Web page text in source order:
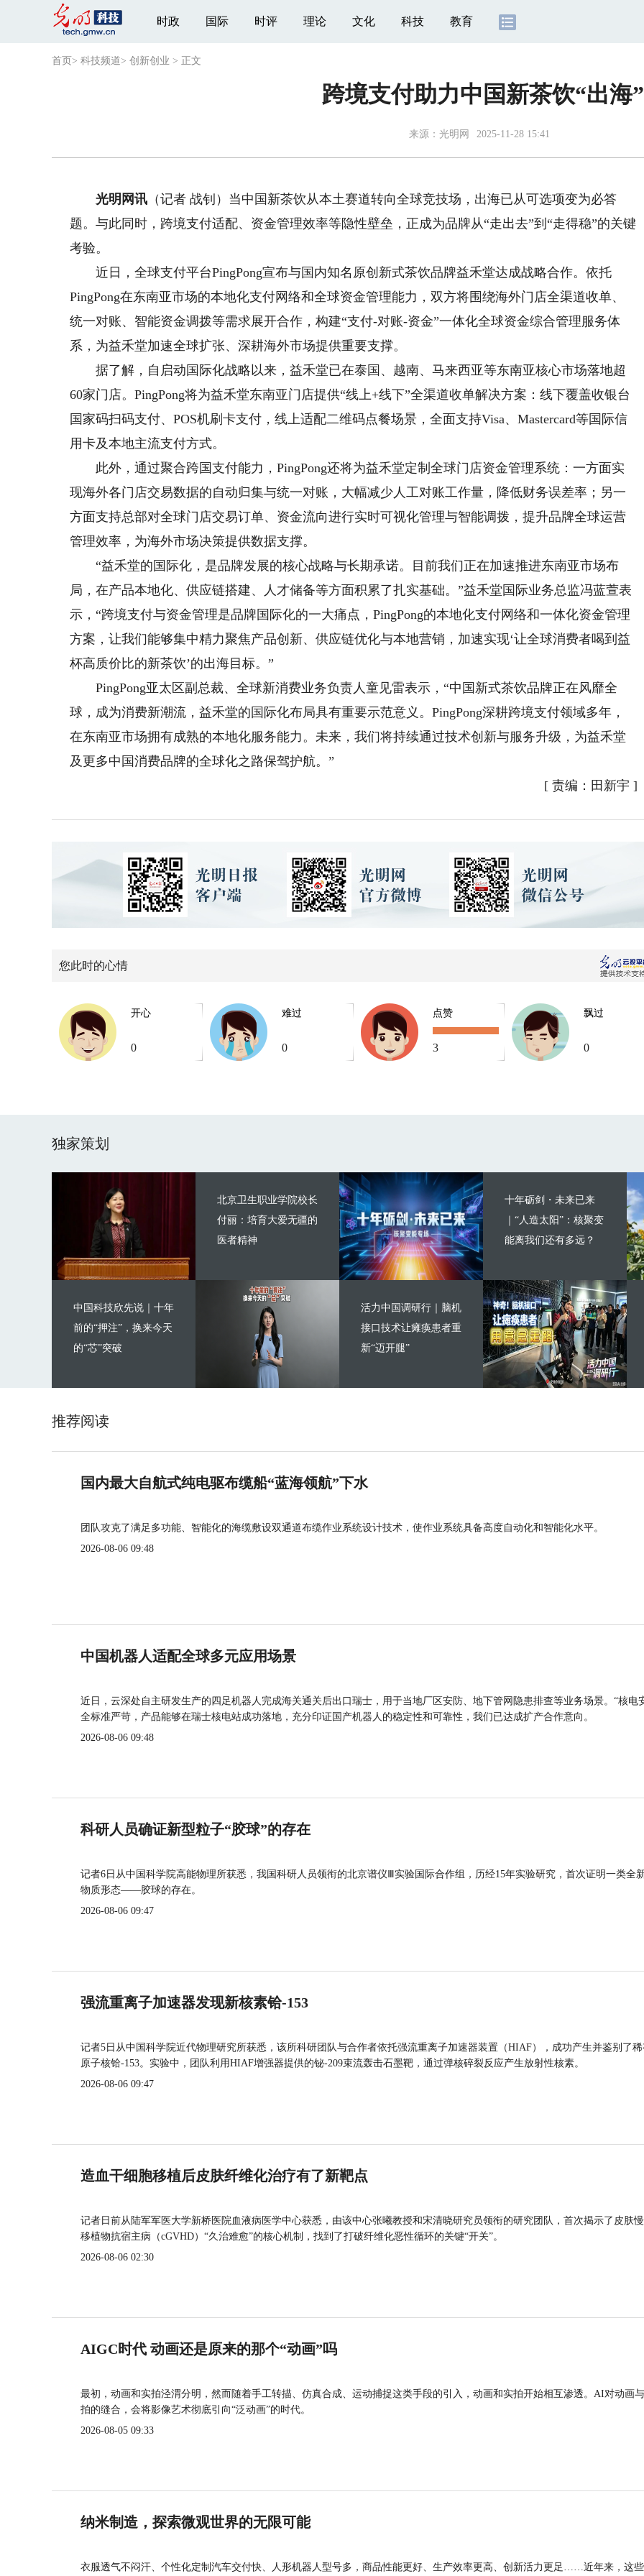
时政 国际 时评 理论 文化 科技 教育
首页 > 科技频道> 创新创业 > 正文
跨境支付助力中国新茶饮“出海”
来源：光明网 2025-11-28 15:41
光明网讯 （记者 战钊）当中国新茶饮从本土赛道转向全球竞技场，出海已从可选项变为必答
题。与此同时，跨境支付适配、资金管理效率等隐性壁垒，正成为品牌从“走出去”到“走得稳”的关键
考验。
近日，全球支付平台PingPong宣布与国内知名原创新式茶饮品牌益禾堂达成战略合作。依托
PingPong在东南亚市场的本地化支付网络和全球资金管理能力，双方将围绕海外门店全渠道收单、
统一对账、智能资金调拨等需求展开合作，构建“支付-对账-资金”一体化全球资金综合管理服务体
系，为益禾堂加速全球扩张、深耕海外市场提供重要支撑。
据了解，自启动国际化战略以来，益禾堂已在泰国、越南、马来西亚等东南亚核心市场落地超
60家门店。PingPong将为益禾堂东南亚门店提供“线上+线下”全渠道收单解决方案：线下覆盖收银台
国家码扫码支付、POS机刷卡支付，线上适配二维码点餐场景，全面支持Visa、Mastercard等国际信
用卡及本地主流支付方式。
此外，通过聚合跨国支付能力，PingPong还将为益禾堂定制全球门店资金管理系统：一方面实
现海外各门店交易数据的自动归集与统一对账，大幅减少人工对账工作量，降低财务误差率；另一
方面支持总部对全球门店交易订单、资金流向进行实时可视化管理与智能调拨，提升品牌全球运营
管理效率，为海外市场决策提供数据支撑。
“益禾堂的国际化，是品牌发展的核心战略与长期承诺。目前我们正在加速推进东南亚市场布
局，在产品本地化、供应链搭建、人才储备等方面积累了扎实基础。”益禾堂国际业务总监冯蓝萱表
示，“跨境支付与资金管理是品牌国际化的一大痛点，PingPong的本地化支付网络和一体化资金管理
方案，让我们能够集中精力聚焦产品创新、供应链优化与本地营销，加速实现‘让全球消费者喝到益
杯高质价比的新茶饮’的出海目标。”
PingPong亚太区副总裁、全球新消费业务负责人童见雷表示，“中国新式茶饮品牌正在风靡全
球，成为消费新潮流，益禾堂的国际化布局具有重要示范意义。PingPong深耕跨境支付领域多年，
在东南亚市场拥有成熟的本地化服务能力。未来，我们将持续通过技术创新与服务升级，为益禾堂
及更多中国消费品牌的全球化之路保驾护航。”
[ 责编：田新宇 ]
您此时的心情
开心
0
难过
0
点赞
3
飘过
0
独家策划
北京卫生职业学院校长
付丽：培育大爱无疆的
医者精神
中国科技欣先说｜十年
前的“押注”，换来今天
的“芯”突破
十年砺剑・未来已来
｜“人造太阳”：核聚变
能离我们还有多远？
活力中国调研行｜脑机
接口技术让瘫痪患者重
新“迈开腿”
推荐阅读
国内最大自航式纯电驱布缆船“蓝海领航”下水
团队攻克了满足多功能、智能化的海缆敷设双通道布缆作业系统设计技术，使作业系统具备高度自动化和智能化水平。
2026-08-06 09:48
中国机器人适配全球多元应用场景
近日，云深处自主研发生产的四足机器人完成海关通关后出口瑞士，用于当地厂区安防、地下管网隐患排查等业务场景。“核电
全标准严苛，产品能够在瑞士核电站成功落地，充分印证国产机器人的稳定性和可靠性，我们已达成扩产合作意向。
2026-08-06 09:48
科研人员确证新型粒子“胶球”的存在
记者6日从中国科学院高能物理所获悉，我国科研人员领衔的北京谱仪Ⅲ实验国际合作组，历经15年实验研究，首次证明一类全
物质形态——胶球的存在。
2026-08-06 09:47
强流重离子加速器发现新核素铪-153
记者5日从中国科学院近代物理研究所获悉，该所科研团队与合作者依托强流重离子加速器装置（HIAF），成功产生并鉴别了
原子核铪-153。实验中，团队利用HIAF增强器提供的铋-209束流轰击石墨靶，通过弹核碎裂反应产生放射性核素。
2026-08-06 09:47
造血干细胞移植后皮肤纤维化治疗有了新靶点
记者日前从陆军军医大学新桥医院血液病医学中心获悉，由该中心张曦教授和宋清晓研究员领衔的研究团队，首次揭示了皮肤
移植物抗宿主病（cGVHD）“久治难愈”的核心机制，找到了打破纤维化恶性循环的关键“开关”。
2026-08-06 02:30
AIGC时代 动画还是原来的那个“动画”吗
最初，动画和实拍泾渭分明，然而随着手工转描、仿真合成、运动捕捉这类手段的引入，动画和实拍开始相互渗透。AI对动画
拍的缝合，会将影像艺术彻底引向“泛动画”的时代。
2026-08-05 09:33
纳米制造，探索微观世界的无限可能
衣服透气不闷汗、个性化定制汽车交付快、人形机器人型号多，商品性能更好、生产效率更高、创新活力更足……近年来，这